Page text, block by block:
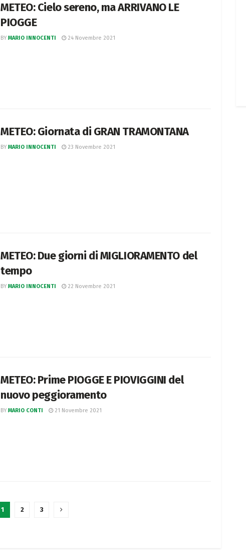
METEO: Cielo sereno, ma ARRIVANO LE
PIOGGE
BY MARIO INNOCENTI 24 Novembre 2021
METEO: Giornata di GRAN TRAMONTANA
BY MARIO INNOCENTI 23 Novembre 2021
METEO: Due giorni di MIGLIORAMENTO del
tempo
BY MARIO INNOCENTI 22 Novembre 2021
METEO: Prime PIOGGE E PIOVIGGINI del
nuovo peggioramento
BY MARIO CONTI 21 Novembre 2021
1 2 3